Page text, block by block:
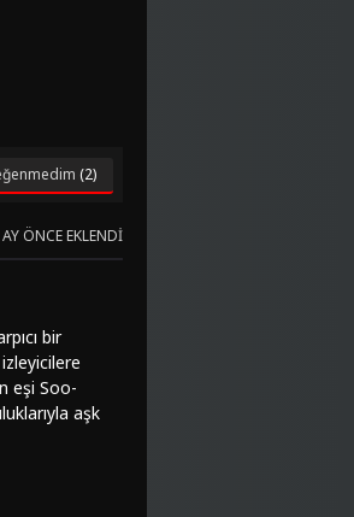
(2)
ÖNCE EKLENDI
bir
eşi Soo-
aşk